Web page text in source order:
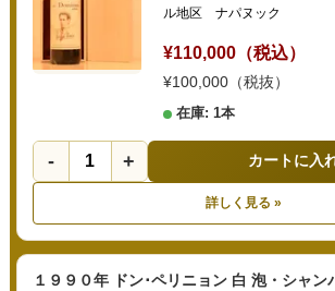
ル地区 ナパヌック
¥110,000（税込）
¥100,000（税抜）
在庫: 1本
- + カートに入
詳しく見る »
１９９０年 ドン･ペリニョン 白 泡・シャン